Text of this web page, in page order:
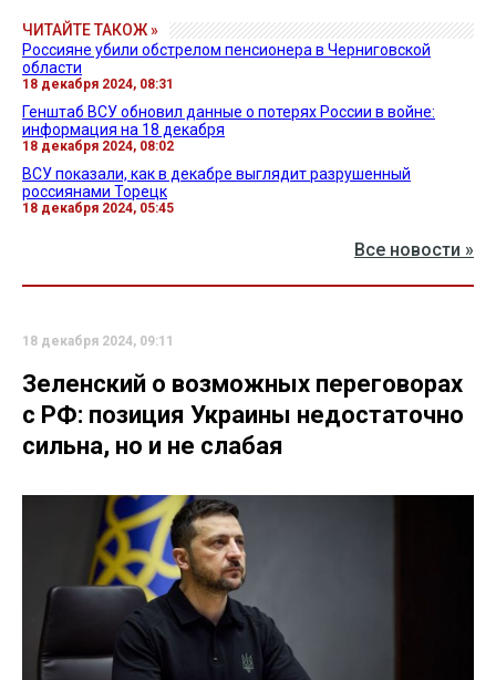
ЧИТАЙТЕ ТАКОЖ »
Россияне убили обстрелом пенсионера в Черниговской
области
18 декабря 2024, 08:31
Генштаб ВСУ обновил данные о потерях России в войне:
информация на 18 декабря
18 декабря 2024, 08:02
ВСУ показали, как в декабре выглядит разрушенный
россиянами Торецк
18 декабря 2024, 05:45
Все новости »
18 декабря 2024, 09:11
Зеленский о возможных переговорах
с РФ: позиция Украины недостаточно
сильна, но и не слабая